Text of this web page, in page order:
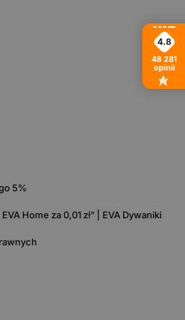
5%
Home za 0,01 zł” | EVA Dywaniki
4.8
48 281
opinii